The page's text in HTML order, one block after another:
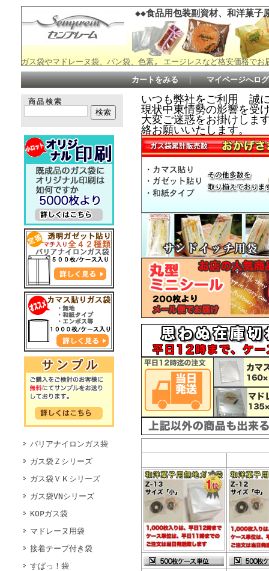
◆◆食品用包装副資材、和洋菓子
ガス袋やマドレーヌ袋、パン袋、色素, エージレスなど格安価格でお
カートをみる ｜ マイページへロ
商品検索
バリアナイロンガス袋
ガス袋Ｚシリーズ
ガス袋ＶＫシリーズ
ガス袋VNシリーズ
KOPガス袋
マドレーヌ用袋
接着テープ付き袋
すぱっ！袋
いつも弊社をご利用 誠
現状中東情勢の影響を受
大変ご迷惑をお掛けし
絡お願いいたします。